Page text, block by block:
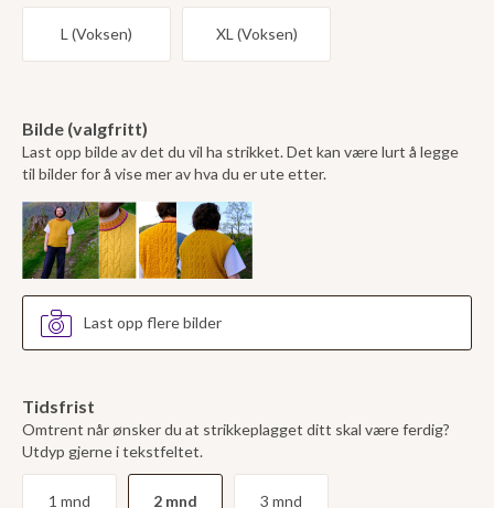
L (Voksen) XL (Voksen)
Bilde (valgfritt)
Last opp bilde av det du vil ha strikket. Det kan være lurt å legge
til bilder for å vise mer av hva du er ute etter.
Last opp flere bilder
Tidsfrist
Omtrent når ønsker du at strikkeplagget ditt skal være ferdig?
Utdyp gjerne i tekstfeltet.
1 mnd 2 mnd 3 mnd